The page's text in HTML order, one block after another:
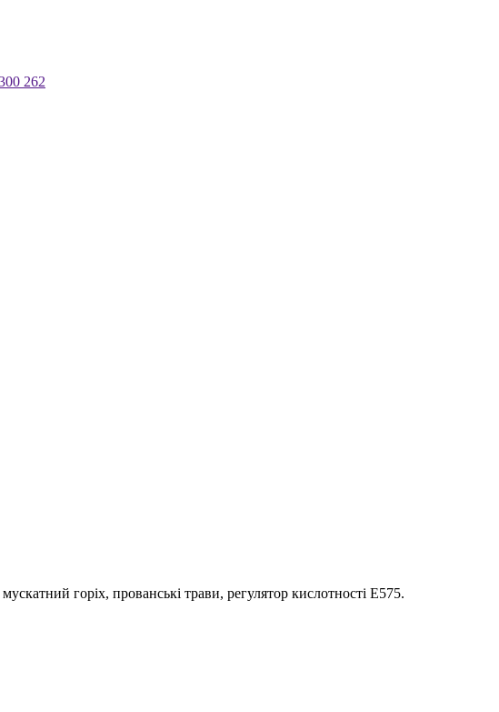
262
горіх, прованські трави, регулятор кислотності Е575.